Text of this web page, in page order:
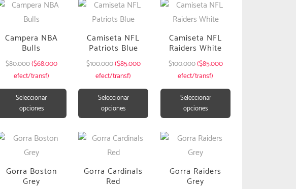
Campera NBA
Bulls
$80.000($68.000
efect/transf)
Seleccionar
opciones
Camiseta NFL
Patriots Blue
$100.000($85.000
efect/transf)
Seleccionar
opciones
Camiseta NFL
Raiders White
$100.000($85.000
efect/transf)
Seleccionar
opciones
Gorra Boston
Grey
Gorra Cardinals
Red
Gorra Raiders
Grey